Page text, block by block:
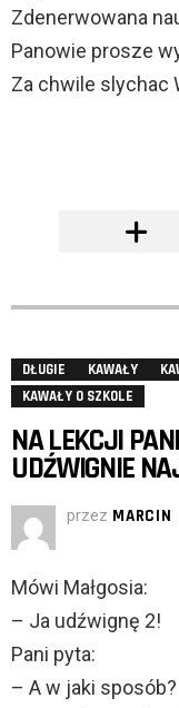
Zdenerwowana
Panowie prosze
Za chwile slychac
DŁUGIE KAWAŁY
KAWAŁY O SZKOLE
NA LEKCJI
UDŹWIGNIE
przez MARCIN
Mówi Małgosia:
– Ja udźwignę 2!
Pani pyta:
– A w jaki sposób?